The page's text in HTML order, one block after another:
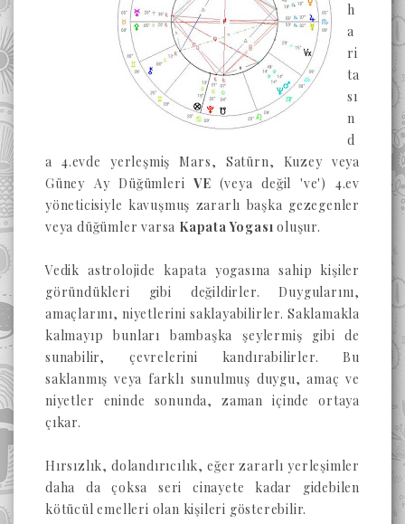
h
a
ri
ta
sı
n
d
a 4.evde yerleşmiş Mars, Satürn, Kuzey veya
Güney Ay DüğümleriVE (veya değil 've') 4.ev
yöneticisiyle kavuşmuş zararlı başka gezegenler
veya düğümler varsa Kapata Yogasıoluşur.
Vedik astrolojide kapata yogasına sahip kişiler
göründükleri gibi değildirler. Duygularını,
amaçlarını, niyetlerini saklayabilirler. Saklamakla
kalmayıp bunları bambaşka şeylermiş gibi de
sunabilir, çevrelerini kandırabilirler. Bu
saklanmış veya farklı sunulmuş duygu, amaç ve
niyetler eninde sonunda, zaman içinde ortaya
çıkar.
Hırsızlık, dolandırıcılık, eğer zararlı yerleşimler
daha da çoksa seri cinayete kadar gidebilen
kötücül emelleri olan kişileri gösterebilir.